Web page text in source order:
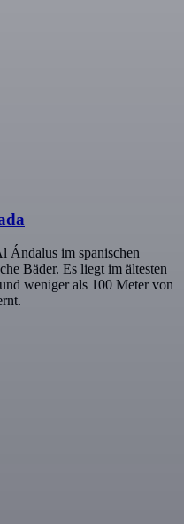
Ándalus im spanischen
Bäder. Es liegt im ältesten
weniger als 100 Meter von